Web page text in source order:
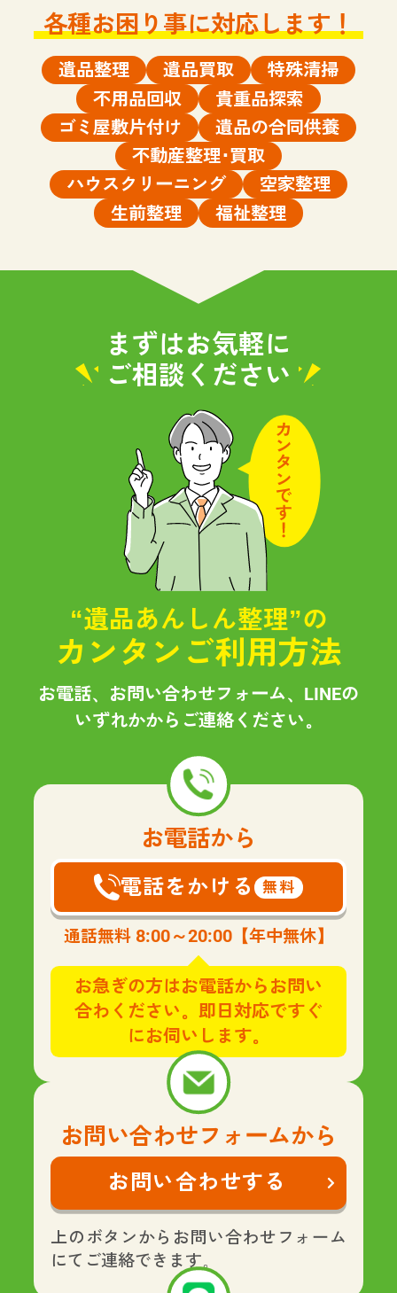
各種お困り事に対応します！
遺品整理 遺品買取
特殊清掃
不用品回収
貴重品探索
ゴミ屋敷片付け
遺品の合同供養
不動産整理･買取
ハウスクリーニング
空家整理
生前整理
福祉整理
まずはお気軽に
ご相談ください
“遺品あんしん整理”の
カンタンご利用方法
お電話、お問い合わせフォーム、LINEの
いずれかからご連絡ください。
お電話から
電話をかける 無料
通話無料 8:00～20:00 【年中無休】
お急ぎの方はお電話からお問い
合わください。即日対応ですぐ
にお伺いします。
お問い合わせフォームから
お問い合わせする
上のボタンからお問い合わせフォーム
にてご連絡できます。